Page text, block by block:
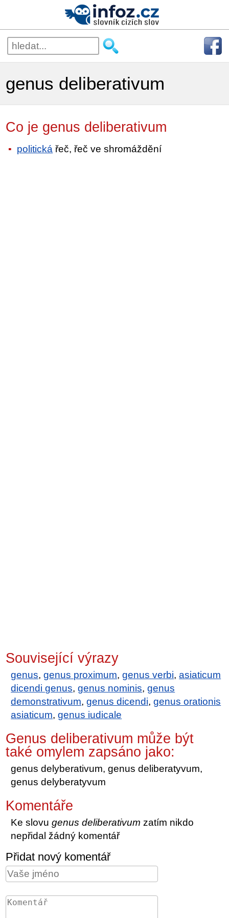
genus deliberativum
Co je genus deliberativum
politická řeč, řeč ve shromáždění
Související výrazy
genus,genus proximum,genus verbi,asiaticum
dicendi genus,genus nominis,genus
demonstrativum,genus dicendi,genus orationis
asiaticum,genus iudicale
Genus deliberativum může být
také omylem zapsáno jako:
genus delyberativum, genus deliberatyvum,
genus delyberatyvum
Komentáře
Ke slovugenus deliberativum zatím nikdo
nepřidal žádný komentář
Přidat nový komentář